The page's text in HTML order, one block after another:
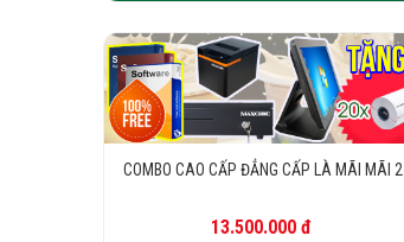
COMBO CAO CẤP ĐẲNG CẤP LÀ MÃI MÃI 2
13.500.000 đ